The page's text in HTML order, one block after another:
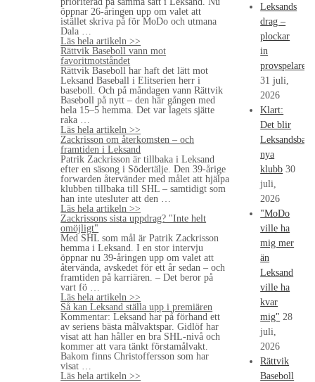
öppnar 26-åringen upp om valet att
istället skriva på för MoDo och utmana
Dala …
Läs hela artikeln >>
Rättvik Baseboll vann mot
favoritmotståndet
Rättvik Baseboll har haft det lätt mot
Leksand Baseball i Elitserien herr i
baseboll. Och på måndagen vann Rättvik
Baseboll på nytt – den här gången med
hela 15–5 hemma. Det var lagets sjätte
raka …
Läs hela artikeln >>
Zackrisson om återkomsten – och
framtiden i Leksand
Patrik Zackrisson är tillbaka i Leksand
efter en säsong i Södertälje. Den 39-årige
forwarden återvänder med målet att hjälpa
klubben tillbaka till SHL – samtidigt som
han inte utesluter att den …
Läs hela artikeln >>
Zackrissons sista uppdrag? "Inte helt
omöjligt"
Med SHL som mål är Patrik Zackrisson
hemma i Leksand. I en stor intervju
öppnar nu 39-åringen upp om valet att
återvända, avskedet för ett år sedan – och
framtiden på karriären. – Det beror på
vart fö …
Läs hela artikeln >>
Så kan Leksand ställa upp i premiären
Kommentar: Leksand har på förhand ett
av seriens bästa målvaktspar. Gidlöf har
visat att han håller en bra SHL-nivå och
kommer att vara tänkt förstamålvakt.
Bakom finns Christoffersson som har
visat …
Läs hela artikeln >>
Leksands
drag –
plockar
in
provspelare
31 juli,
2026
Klart:
Det blir
nya
klubb 30
juli,
2026
"MoDo
ville ha
mig mer
än
Leksand
ville ha
kvar
mig" 28
juli,
2026
Rättvik
Baseboll